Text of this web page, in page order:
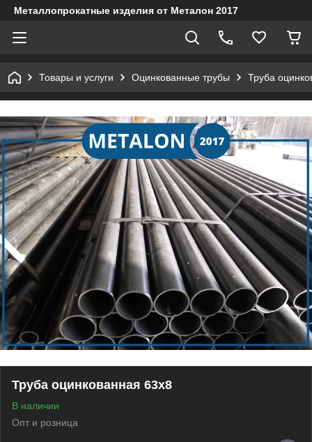
Металлопрокатные изделия от Металон 2017
Товары и услуги Оцинкованные трубы Труба
Труба оцинкованная 63х8
В наличии
Опт и розница